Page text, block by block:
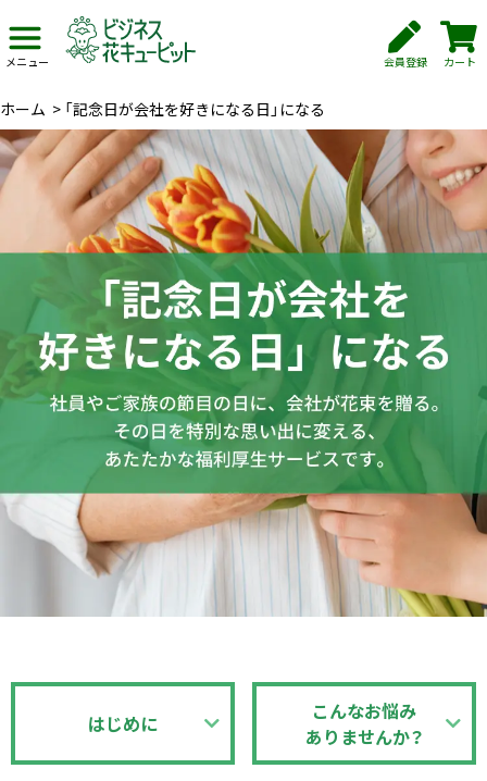
メニュー 会員登録 カート
ホーム > 「記念日が会社を好きになる日」になる
はじめに
こんなお悩み
ありませんか？